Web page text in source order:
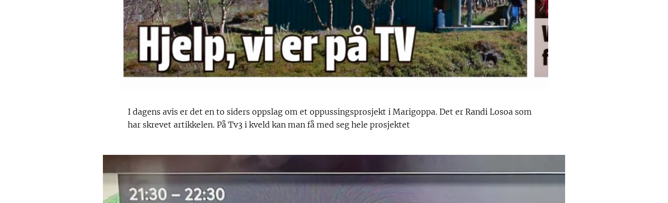
I dagens avis er det en to siders oppslag om et oppussingsprosjekt i Marigoppa. Det er Randi Losoa som
har skrevet artikkelen. På Tv3 i kveld kan man få med seg hele prosjektet